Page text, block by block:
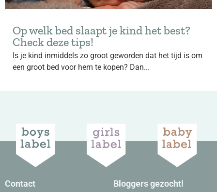
Op welk bed slaapt je kind het best?
Check deze tips!
Is je kind inmiddels zo groot geworden dat het tijd is om
een groot bed voor hem te kopen? Dan...
Contact
Bloggers gezocht!